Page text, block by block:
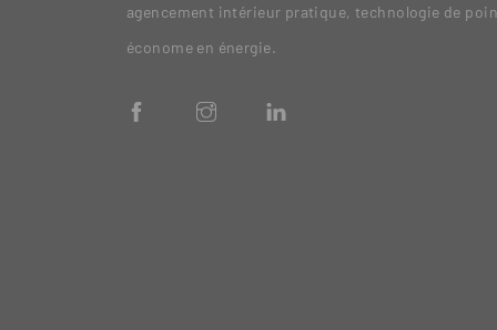
agencement intérieur pratique, technologie de
économe en énergie.